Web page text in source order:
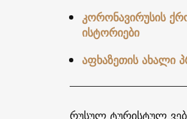
კორონავირუსის
ისტორიები
აფხაზეთის ახალი